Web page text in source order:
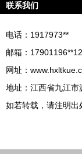
联系我们
电话：1917973**
邮箱：17901196**
网址：
地址：江西省九江
如若转载，请注明